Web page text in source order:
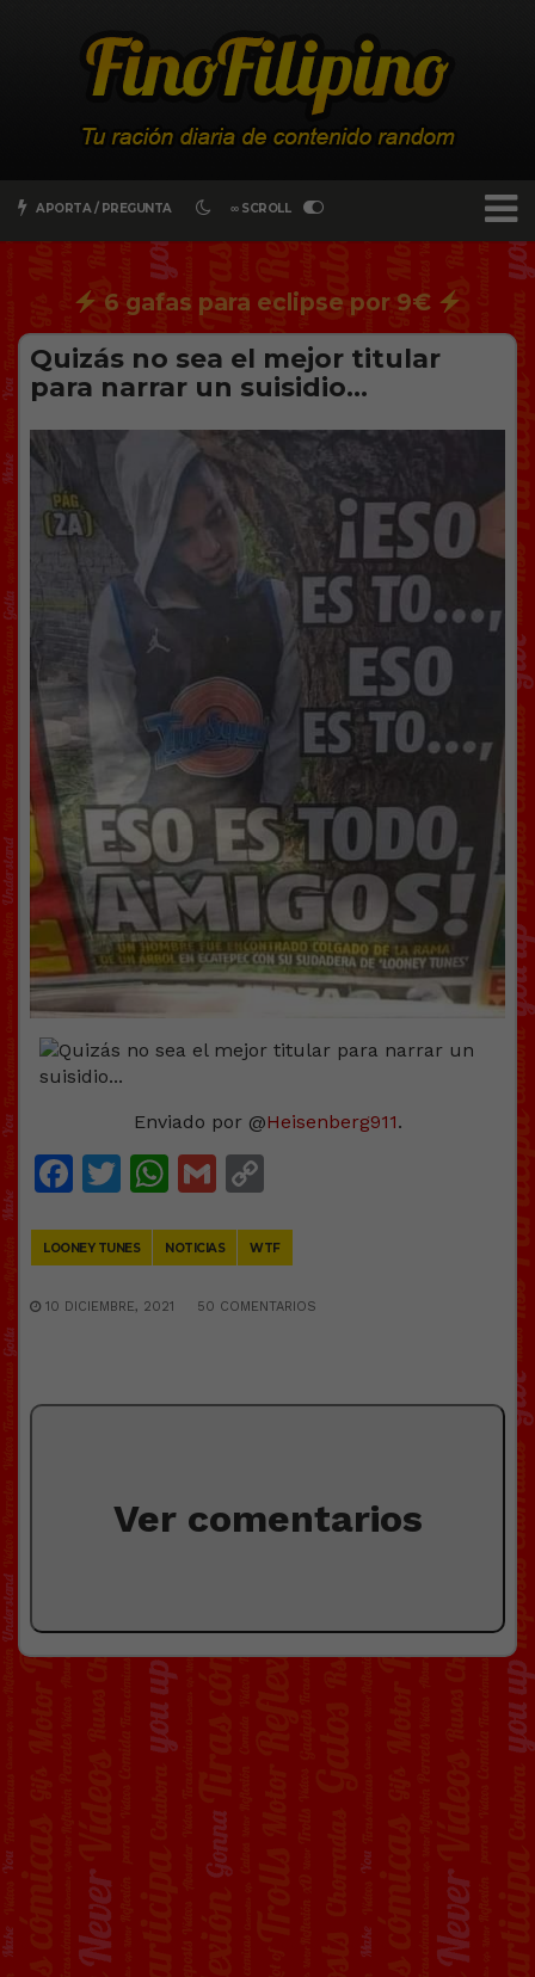
APORTA / PREGUNTA ∞ SCROLL
6 gafas para eclipse por 9€
Quizás no sea el mejor titular
para narrar un suisidio…
Enviado por @Heisenberg911.
Facebook
Twitter
WhatsApp
Gmail
LOONEY TUNES NOTICIAS WTF
10 DICIEMBRE, 2021 50 COMENTARIOS
Ver comentarios